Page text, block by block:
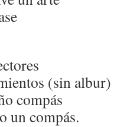
(sin albur)
compás
un compás.